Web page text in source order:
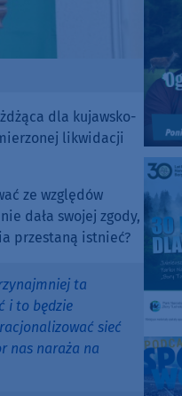
dla kujawsko-
likwidacji
ze względów
dała swojej zgody,
przestaną istnieć?
ta
i to będzie
sieć
nas naraża na